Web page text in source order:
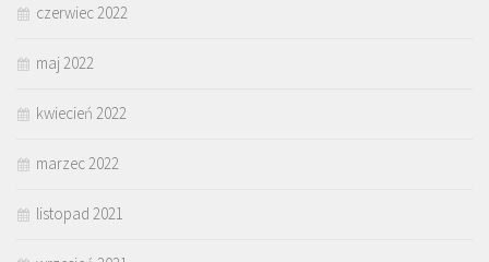
czerwiec 2022
maj 2022
kwiecień 2022
marzec 2022
listopad 2021